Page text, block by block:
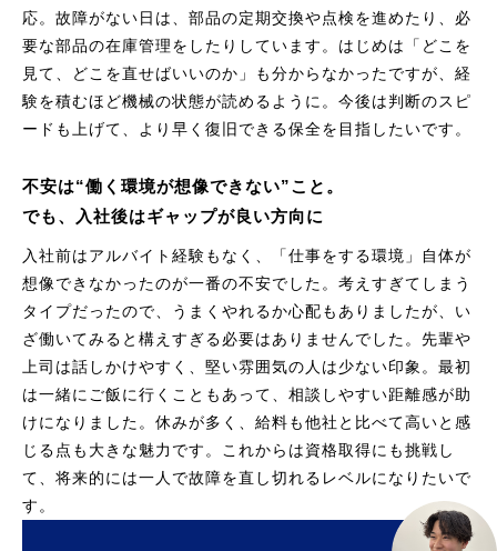
応。故障がない日は、部品の定期交換や点検を進めたり、必
要な部品の在庫管理をしたりしています。はじめは「どこを
見て、どこを直せばいいのか」も分からなかったですが、経
験を積むほど機械の状態が読めるように。今後は判断のスピ
ードも上げて、より早く復旧できる保全を目指したいです。
不安は“働く環境が想像できない”こと。
でも、入社後はギャップが良い方向に
入社前はアルバイト経験もなく、「仕事をする環境」自体が
想像できなかったのが一番の不安でした。考えすぎてしまう
タイプだったので、うまくやれるか心配もありましたが、い
ざ働いてみると構えすぎる必要はありませんでした。先輩や
上司は話しかけやすく、堅い雰囲気の人は少ない印象。最初
は一緒にご飯に行くこともあって、相談しやすい距離感が助
けになりました。休みが多く、給料も他社と比べて高いと感
じる点も大きな魅力です。これからは資格取得にも挑戦し
て、将来的には一人で故障を直し切れるレベルになりたいで
す。